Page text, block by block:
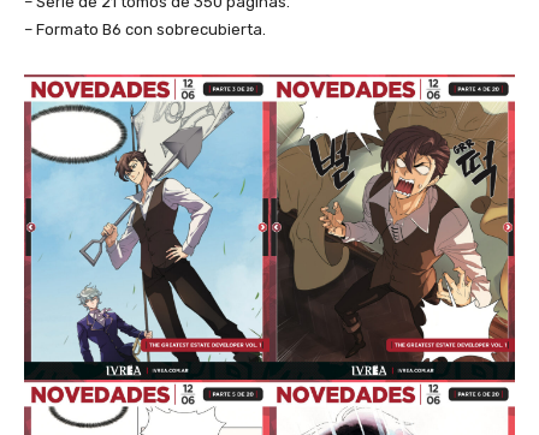
– Formato B6 con sobrecubierta.